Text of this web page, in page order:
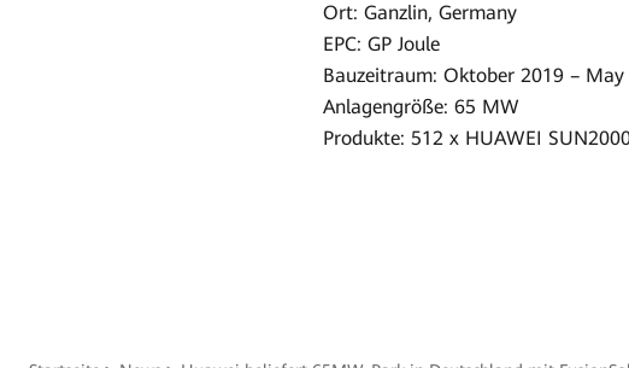
Ort: Ganzlin, Germany
EPC: GP Joule
Bauzeitraum: Oktober 2019 – May
Anlagengröße: 65 MW
Produkte: 512 x HUAWEI